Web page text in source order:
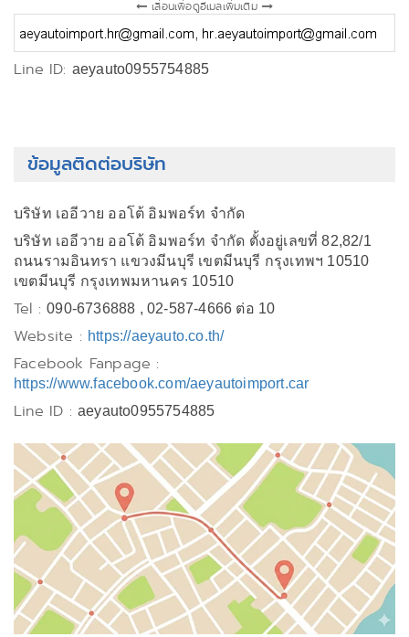
เลื่อนเพื่อดูอีเมลเพิ่มเติม
Line ID: aeyauto0955754885
ข้อมูลติดต่อบริษัท
บริษัท เออีวาย ออโต้ อิมพอร์ท จำกัด
บริษัท เออีวาย ออโต้ อิมพอร์ท จำกัด ตั้งอยู่เลขที่ 82,82/1
ถนนรามอินทรา แขวงมีนบุรี เขตมีนบุรี กรุงเทพฯ 10510
เขตมีนบุรี กรุงเทพมหานคร 10510
Tel :090-6736888 , 02-587-4666 ต่อ 10
Website : https://aeyauto.co.th/
Facebook Fanpage :
https://www.facebook.com/aeyautoimport.car
Line ID : aeyauto0955754885